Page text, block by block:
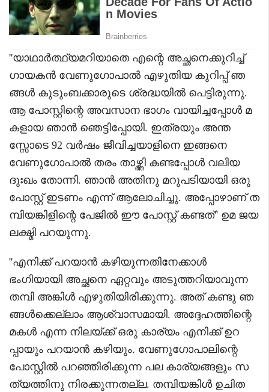
''യാഥാർത്ഥ്യമറിയാതെ എന്റെ അച്ഛനെക്കുറിച്ച്
ഗായകൻ വേണുഗോപാൽ എഴുതിയ കുറിപ്പ് ഞ
ങ്ങൾ കുടുംബക്കാരുടെ ശ്രദ്ധയിൽ പെട്ടിരുന്നു.
ആ പോസ്റ്റിന്റെ അവസാന ഭാഗം വായിച്ചപ്പോൾ മ
കളായ ഞാൻ ഞെട്ടിപ്പോയി. ഇത്രയും അന്ത
സ്സോടെ 92 വർഷം ജീവിച്ചയാളിനെ ഇങ്ങനെ
വേണുഗോപാൽ തരം താഴ്ത്തി കണ്ടപ്പോൾ വലിയ
ദുഃഖം തോന്നി. ഞാൻ അതിനു മറുപടിയായി ഒരു
പോസ്റ്റ് ഇടണം എന്ന് ആലോചിച്ചു. അപ്പോഴാണ് ത
മ്പിയങ്കിളിന്റെ പേജിൽ ഈ പോസ്റ്റ് കണ്ടത്'' ഉമ ജയ
ലക്ഷ്മി പറയുന്നു.
''എനിക്ക് പറയാൻ കഴിയുന്നതിനേക്കാൾ
ഭംഗിയായി അച്ഛനെ ഏറ്റവും അടുത്തറിയാവുന്ന
തമ്പി അങ്കിൾ എഴുതിയിരിക്കുന്നു. അത് കണ്ടു ഞ
ങ്ങൾക്കെല്ലാം ആശ്വാസമായി. അദ്ദേഹത്തിന്റെ
മകൾ എന്ന നിലയ്ക്ക് ഒരു കാര്യം എനിക്ക് ഉറ
പ്പായും പറയാൻ കഴിയും. വേണുഗോപാലിന്റെ
പോസ്റ്റിൽ പറഞ്ഞിരിക്കുന്ന പല കാര്യങ്ങളും സ
ത്യത്തിനു നിരക്കുന്നതല്ല. തമ്പിയങ്കിൾ ഉചിത